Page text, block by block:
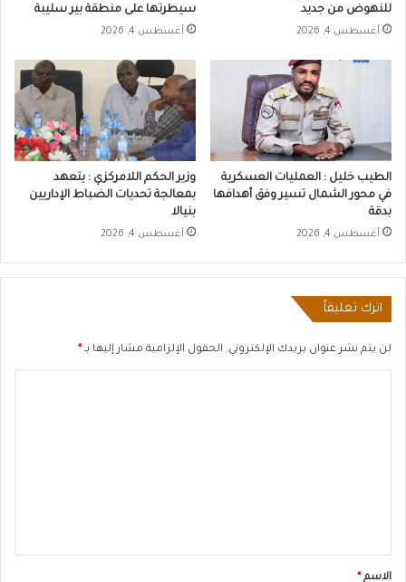
للنهوض من جديد
أغسطس 4, 2026
سيطرتها على منطقة بير سليبة
أغسطس 4, 2026
الطيب خليل : العمليات العسكرية
في محور الشمال تسير وفق أهدافها
بدقة
أغسطس 4, 2026
وزير الحكم اللامركزي : يتعهد
بمعالجة تحديات الضباط الإداريين
بنيالا
أغسطس 4, 2026
اترك تعليقاً
لن يتم نشر عنوان بريدك الإلكتروني. الحقول الإلزامية مشار إليها بـ *
*الاسم *